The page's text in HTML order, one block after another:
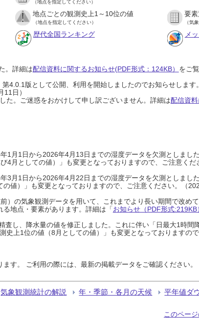
（地点を指定してください）
地点ごとの観測史上1～10位の値
（地点を指定してください）
要
（気
歴代全国ランキング メ
。詳細は配信資料に関するお知らせ(PDF形式：124KB） をご
4.0.1版として公開、利用を開始しましたのでお知らせします
日）
た。ご迷惑をおかけして申し訳ございません。詳細は配信資
1月1日から2026年4月13日までの湿度データを欠測としまし
月としての値）」も変更となっておりますので、ご注意くだ
3月1日から2026年4月22日までの湿度データを欠測としまし
値）」も変更となっておりますので、ご注意ください。（
）の気象観測データを用いて、これまでより長い期間で改め
地点・要素があります。詳細は「お知らせ（PDF形式:219KB
し、降水量の値を修正しました。これに伴い「日最大1時間
史上1位の値（8月としての値）」も変更となっておりますの
す。 ご利用の際には、最新の掲載データをご確認ください。
気象観測統計の解説 年・季節・各月の天候 平年値ダ
このペー